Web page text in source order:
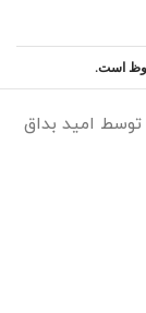
توسط امید بداق